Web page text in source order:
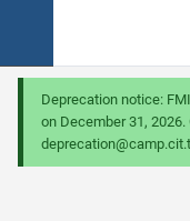
Deprecation notice:
on December 31,